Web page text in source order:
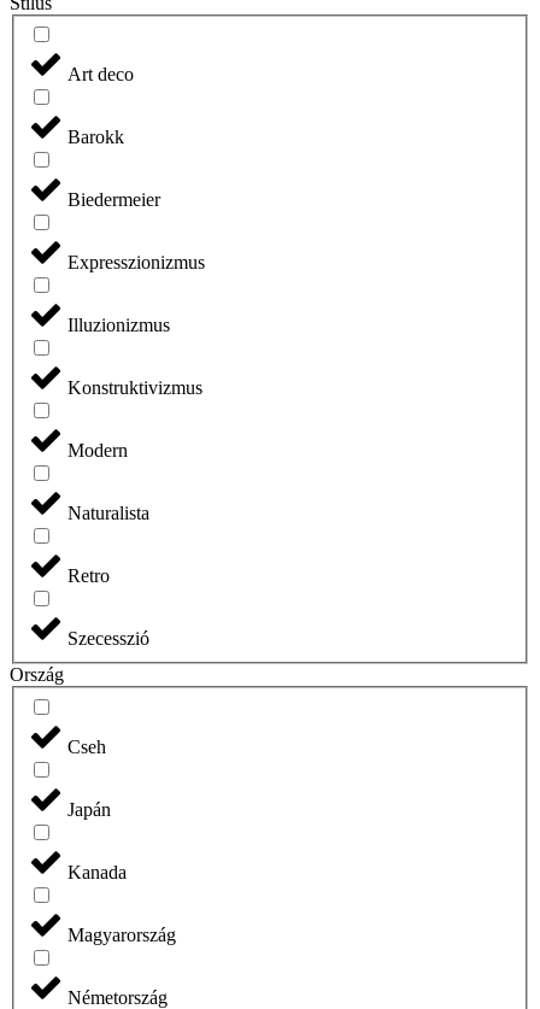
Art deco
Barokk
Biedermeier
Expresszionizmus
Illuzionizmus
Konstruktivizmus
Modern
Naturalista
Retro
Szecesszió
Ország
Cseh
Japán
Kanada
Magyarország
Németország